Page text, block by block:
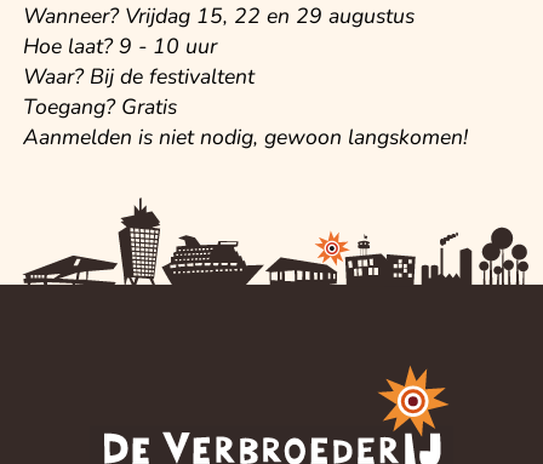
W anneer? Vrijdag 15, 22 en 29 augustus
Hoe laat? 9 - 10 uur
Waar? Bij de festivaltent
Toegang? Gratis
Aanmelden is niet nodig, gewoon langskomen!